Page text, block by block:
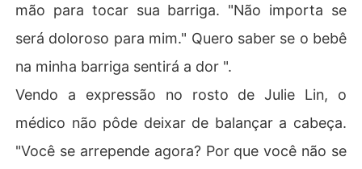
mão para tocar sua barriga. "Não importa se
será doloroso para mim." Quero saber se o bebê
na minha barriga sentirá a dor ".
Vendo a expressão no rosto de Julie Lin, o
médico não pôde deixar de balançar a cabeça.
"Você se arrepende agora? Por que você não se